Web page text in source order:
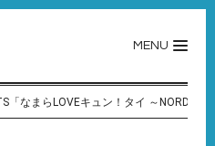
MENU
「なまらLOVEキュン！タイ ～NORDの